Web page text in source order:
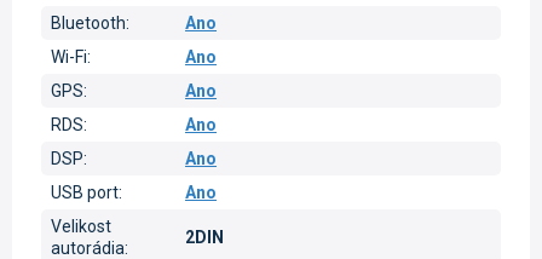
Bluetooth:
Ano
Wi-Fi:
Ano
GPS:
Ano
RDS:
Ano
DSP:
Ano
USB port:
Ano
Velikost
autorádia:
2DIN